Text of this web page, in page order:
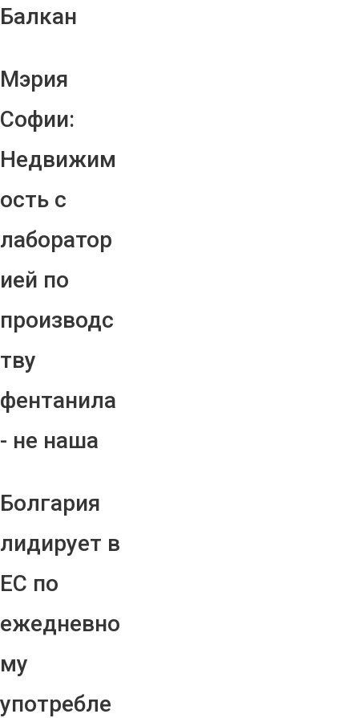
Балкан
Мэрия
Софии:
Недвижим
ость с
лаборатор
ией по
производс
тву
фентанила
- не наша
Болгария
лидирует в
ЕС по
ежедневно
му
употребле